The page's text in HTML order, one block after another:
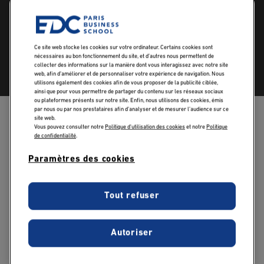
œuvre des stratégies innovantes afin d'accroître les
performances sociétales et économiques des
organisations.
Télécharger le PDF taxe d'apprentissage
Ce site web stocke les cookies sur votre ordinateur. Certains cookies sont
nécessaires au bon fonctionnement du site, et d’autres nous permettent de
collecter des informations sur la manière dont vous interagissez avec notre site
web, afin d’améliorer et de personnaliser votre expérience de navigation. Nous
utilisons également des cookies afin de vous proposer de la publicité ciblée,
ainsi que pour vous permettre de partager du contenu sur les réseaux sociaux
ou plateformes présents sur notre site. Enfin, nous utilisons des cookies, émis
par nous ou par nos prestataires afin d’analyser et de mesurer l’audience sur ce
site web.
Vous pouvez consulter notre Politique d'utilisation des cookieset notre Politique
de confidentialité.
Paramètres des cookies
Tout refuser
Autoriser